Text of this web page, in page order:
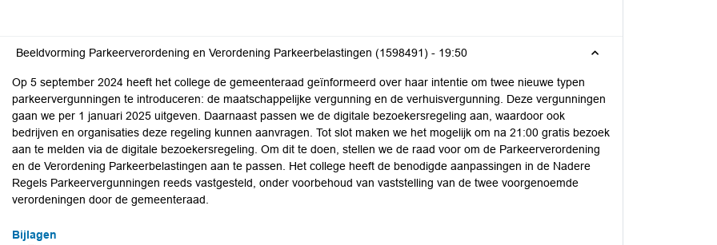
Beeldvorming Parkeerverordening en Verordening Parkeerbelastingen (1598491) - 19:50
Op 5 september 2024 heeft het college de gemeenteraad geïnformeerd over haar intentie om twee nieuwe typen
parkeervergunningen te introduceren: de maatschappelijke vergunning en de verhuisvergunning. Deze vergunningen
gaan we per 1 januari 2025 uitgeven. Daarnaast passen we de digitale bezoekersregeling aan, waardoor ook
bedrijven en organisaties deze regeling kunnen aanvragen. Tot slot maken we het mogelijk om na 21:00 gratis bezoek
aan te melden via de digitale bezoekersregeling. Om dit te doen, stellen we de raad voor om de Parkeerverordening
en de Verordening Parkeerbelastingen aan te passen. Het college heeft de benodigde aanpassingen in de Nadere
Regels Parkeervergunningen reeds vastgesteld, onder voorbehoud van vaststelling van de twee voorgenoemde
verordeningen door de gemeenteraad.
Bijlagen